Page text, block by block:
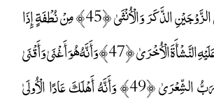
﴿44﴾ وَأَنَّهُ خَلَقَ الزَّوْجَيْنِ الذَّكَرَ وَالْأُنْثَىٰ ﴿45﴾ مِنْ نُطْفَةٍ إِذَا
تُمْنَىٰ ﴿46﴾ وَأَنَّ عَلَيْهِ النَّشْأَةَ الْأُخْرَىٰ ﴿47﴾ وَأَنَّهُ هُوَ أَغْنَىٰ وَأَقْنَىٰ
﴿48﴾ وَأَنَّهُ هُوَ رَبُّ الشِّعْرَىٰ ﴿49﴾ وَأَنَّهُ أَهْلَكَ عَادًا الْأُولَىٰ